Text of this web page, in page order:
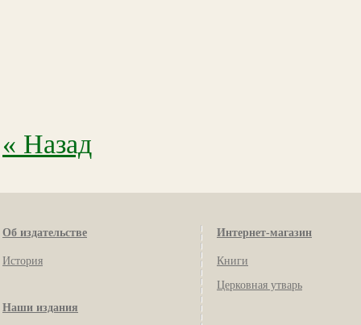
« Назад
Об издательстве
История
Наши издания
Интернет-магазин
Книги
Церковная утварь